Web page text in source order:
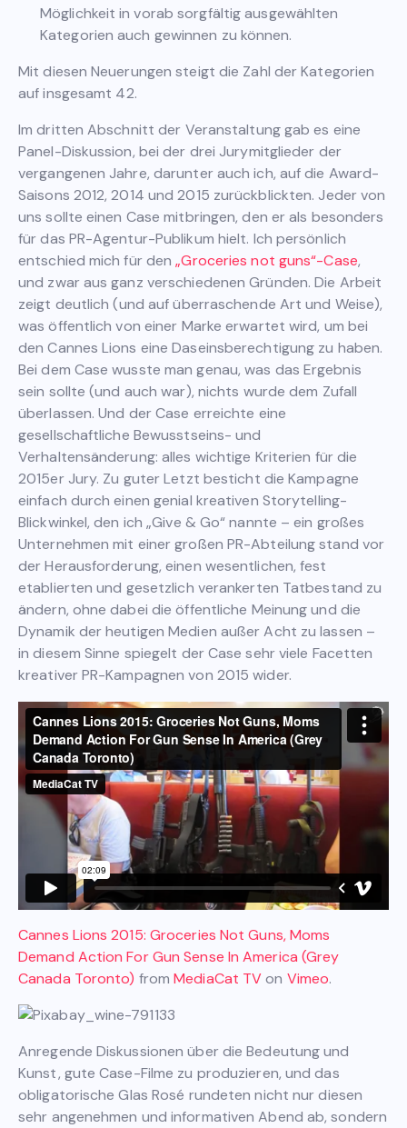
Möglichkeit in vorab sorgfältig ausgewählten
Kategorien auch gewinnen zu können.
Mit diesen Neuerungen steigt die Zahl der Kategorien
auf insgesamt 42.
Im dritten Abschnitt der Veranstaltung gab es eine
Panel-Diskussion, bei der drei Jurymitglieder der
vergangenen Jahre, darunter auch ich, auf die Award-
Saisons 2012, 2014 und 2015 zurückblickten. Jeder von
uns sollte einen Case mitbringen, den er als besonders
für das PR-Agentur-Publikum hielt. Ich persönlich
entschied mich für den„Groceries not guns“-Case,
und zwar aus ganz verschiedenen Gründen. Die Arbeit
zeigt deutlich (und auf überraschende Art und Weise),
was öffentlich von einer Marke erwartet wird, um bei
den Cannes Lions eine Daseinsberechtigung zu haben.
Bei dem Case wusste man genau, was das Ergebnis
sein sollte (und auch war), nichts wurde dem Zufall
überlassen. Und der Case erreichte eine
gesellschaftliche Bewusstseins- und
Verhaltensänderung: alles wichtige Kriterien für die
2015er Jury. Zu guter Letzt besticht die Kampagne
einfach durch einen genial kreativen Storytelling-
Blickwinkel, den ich „Give & Go“ nannte – ein großes
Unternehmen mit einer großen PR-Abteilung stand vor
der Herausforderung, einen wesentlichen, fest
etablierten und gesetzlich verankerten Tatbestand zu
ändern, ohne dabei die öffentliche Meinung und die
Dynamik der heutigen Medien außer Acht zu lassen –
in diesem Sinne spiegelt der Case sehr viele Facetten
kreativer PR-Kampagnen von 2015 wider.
Cannes Lions 2015: Groceries Not Guns, Moms
Demand Action For Gun Sense In America (Grey
Canada Toronto) fromMediaCat TVon Vimeo.
Anregende Diskussionen über die Bedeutung und
Kunst, gute Case-Filme zu produzieren, und das
obligatorische Glas Rosé rundeten nicht nur diesen
sehr angenehmen und informativen Abend ab, sondern